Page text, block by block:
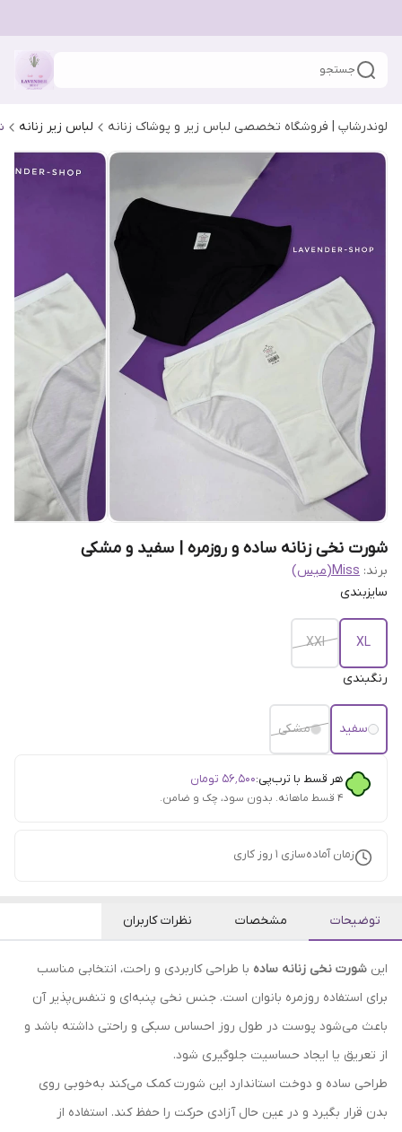
جستجو
لوندرشاپ | فروشگاه تخصصی لباس زیر و پوشاک زنانه لباس زیر زنانه
شورت نخی زنانه ساده و روزمره | سفید و مشکی
برند: Miss(میس)
سایزبندی
XL
XXl
رنگبندی
سفید مشکی
هر قسط با ترب‌پی:۵۶٬۵۰۰ تومان
۴ قسط ماهانه. بدون سود، چک و ضامن.
زمان آماده‌سازی 1 روز کاری
توضیحات مشخصات نظرات کاربران
این شورت نخی زنانه ساده با طراحی کاربردی و راحت، انتخابی مناسب
برای استفاده روزمره بانوان است. جنس نخی پنبه‌ای و تنفس‌پذیر آن
باعث می‌شود پوست در طول روز احساس سبکی و راحتی داشته باشد و
از تعریق یا ایجاد حساسیت جلوگیری شود.
طراحی ساده و دوخت استاندارد این شورت کمک می‌کند به‌خوبی روی
بدن قرار بگیرد و در عین حال آزادی حرکت را حفظ کند. استفاده از